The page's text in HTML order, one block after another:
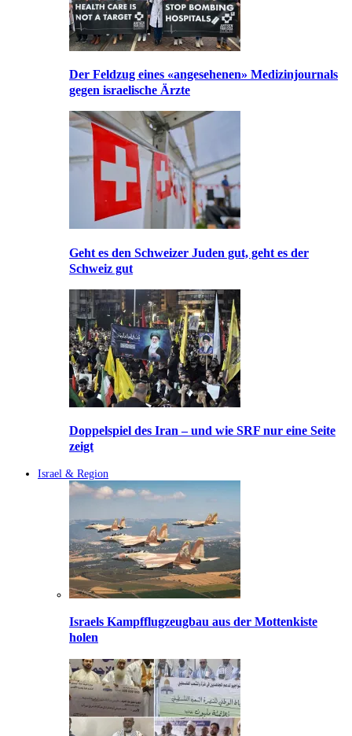
Der Feldzug eines «angesehenen» Medizinjournals
gegen israelische Ärzte
Geht es den Schweizer Juden gut, geht es der
Schweiz gut
Doppelspiel des Iran – und wie SRF nur eine Seite
zeigt
Israel & Region
Israels Kampfflugzeugbau aus der Mottenkiste
holen